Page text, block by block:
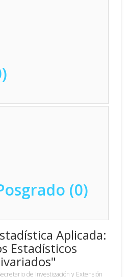
(0)
Aplicada:
Estadísticos
de Investigación y Extensión